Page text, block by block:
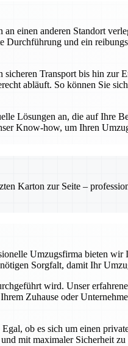
einen anderen Standort
Durchführung und ein
sicheren Transport bis hin
abläuft. So können Sie
Lösungen an, die auf Ihre
Know-how, um Ihren
Karton zur Seite –
Umzugsfirma bieten wir
Sorgfalt, damit Ihr
wird. Unser
Zuhause oder
ob es sich um einen
mit maximaler Sicherheit